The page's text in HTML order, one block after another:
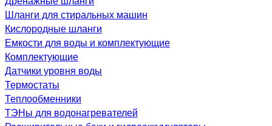
Шланги для стиральных машин
Кислородные шланги
Емкости для воды и комплектующие
Комплектующие
Датчики уровня воды
Термостаты
Теплообменники
ТЭНы для водонагревателей